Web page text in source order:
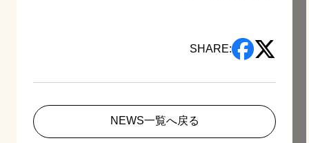
SHARE:
NEWS一覧へ戻る